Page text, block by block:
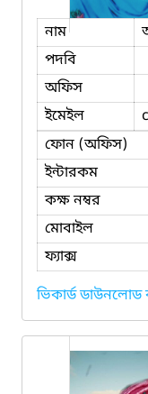
নাম
পদবি
অফিস
ইমেইল
ফোন (অফিস)
ইন্টারকম
কক্ষ নম্বর
মোবাইল
ফ্যাক্স
ভিকার্ড